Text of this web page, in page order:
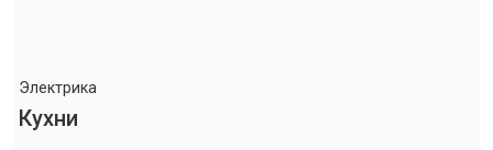
Электрика
Кухни